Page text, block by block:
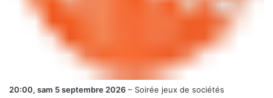
20:00, sam 5 septembre 2026 – Soirée jeux de sociétés